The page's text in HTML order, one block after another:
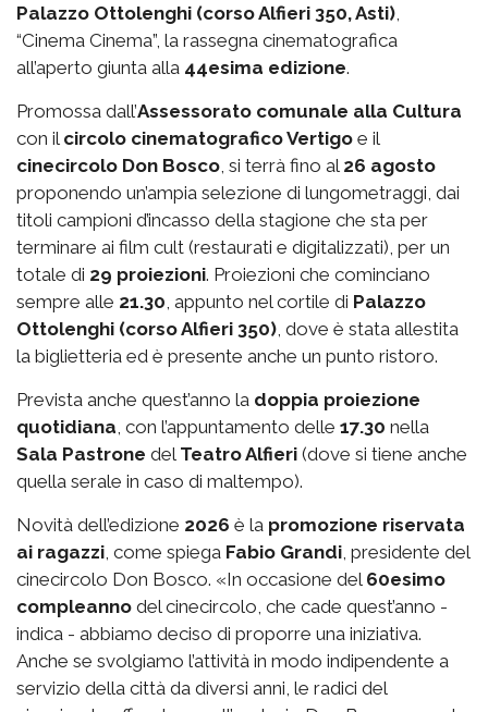
Palazzo Ottolenghi (corso Alfieri 350, Asti)
“Cinema Cinema”, la rassegna cinematografica
all’aperto giunta alla 44esima edizione.
Promossa dall’Assessorato comunale alla Cultura
con il circolo cinematografico Vertigo e il
cinecircolo Don Bosco , si terrà fino al 26 agosto
proponendo un’ampia selezione di lungometraggi, dai
titoli campioni d’incasso della stagione che sta per
terminare ai film cult (restaurati e digitalizzati), per un
totale di 29 proiezioni. Proiezioni che cominciano
sempre alle 21.30 , appunto nel cortile di Palazzo
Ottolenghi (corso Alfieri 350) , dove è stata allestita
la biglietteria ed è presente anche un punto ristoro.
Prevista anche quest’anno la doppia proiezione
quotidiana , con l’appuntamento delle 17.30 nella
Sala Pastrone del Teatro Alfieri (dove si tiene anche
quella serale in caso di maltempo).
Novità dell’edizione 2026 è la promozione riservata
ai ragazzi , come spiega Fabio Grandi , presidente del
cinecircolo Don Bosco. «In occasione del 60esimo
compleanno del cinecircolo, che cade quest’anno -
indica - abbiamo deciso di proporre una iniziativa.
Anche se svolgiamo l’attività in modo indipendente a
servizio della città da diversi anni, le radici del